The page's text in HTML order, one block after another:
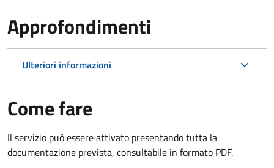
Approfondimenti
Ulteriori informazioni
Come fare
Il servizio può essere attivato presentando tutta la
documentazione prevista, consultabile in formato PDF.